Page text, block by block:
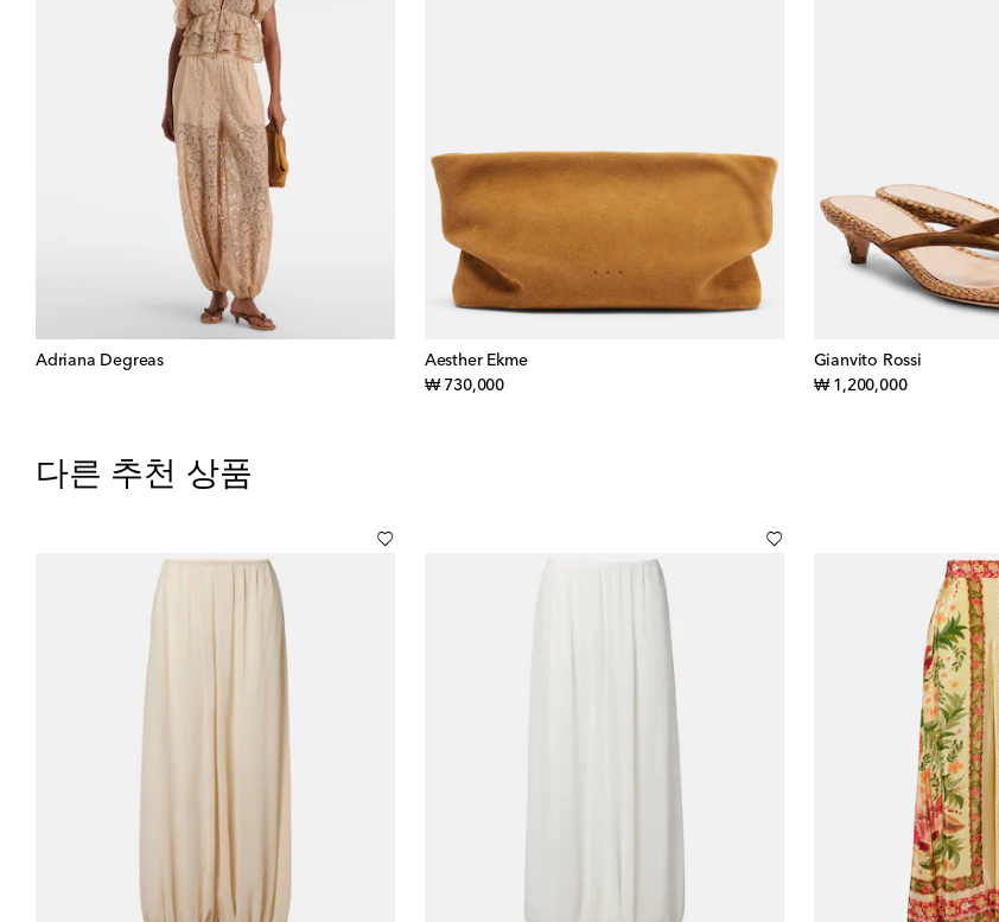
Adriana Degreas
Aesther Ekme
₩ 730,000original price
Gianvito Rossi
₩ 1,200,000original price
다른 추천 상품